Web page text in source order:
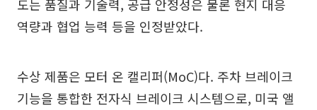
도는 품질과 기술력, 공급 안정성은 물론 현지 대응
역량과 협업 능력 등을 인정받았다.
수상 제품은 모터 온 캘리퍼(MoC)다. 주차 브레이크
기능을 통합한 전자식 브레이크 시스템으로, 미국 앨